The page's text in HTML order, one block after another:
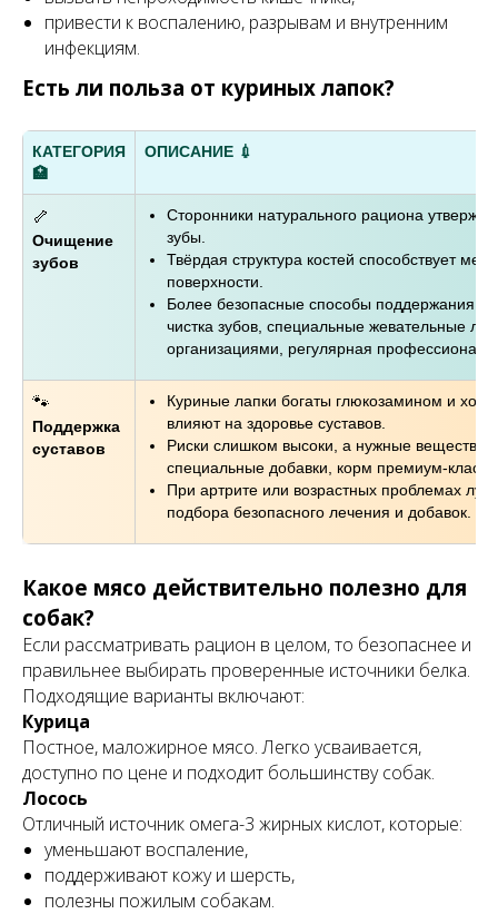
привести к воспалению, разрывам и внутренним
инфекциям.
Есть ли польза от куриных лапок?
КАТЕГОРИЯ
🏥
ОПИСАНИЕ 💉
🦴
Очищение
зубов
Сторонники натурального рациона
зубы.
Твёрдая структура костей способствует
поверхности.
Более безопасные способы поддержания
чистка зубов, специальные жевательные
организациями, регулярная
🐾
Поддержка
суставов
Куриные лапки богаты глюкозамином и
влияют на здоровье суставов.
Риски слишком высоки, а нужные вещества
специальные добавки, корм премиум-
При артрите или возрастных проблемах
подбора безопасного лечения и добавок.
Какое мясо действительно полезно для
собак?
Если рассматривать рацион в целом, то безопаснее и
правильнее выбирать проверенные источники белка.
Подходящие варианты включают:
Курица
Постное, маложирное мясо. Легко усваивается,
доступно по цене и подходит большинству собак.
Лосось
Отличный источник омега-3 жирных кислот, которые:
уменьшают воспаление,
поддерживают кожу и шерсть,
полезны пожилым собакам.